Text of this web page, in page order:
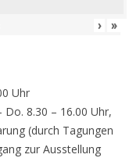
› »
Uhr
8.30 – 16.00 Uhr,
(durch Tagungen
zur Ausstellung